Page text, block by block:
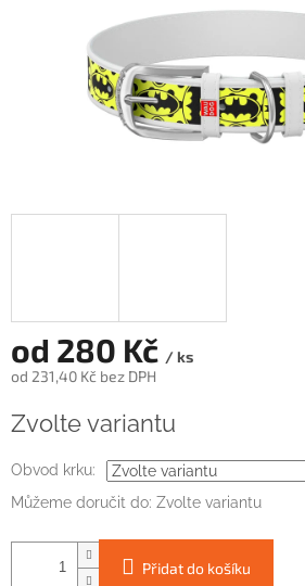
od 280 Kč / ks
od 231,40 Kč bez DPH
cena:
Zvolte variantu
Obvod krku:
Můžeme doručit do: Zvolte variantu
Přidat do košíku